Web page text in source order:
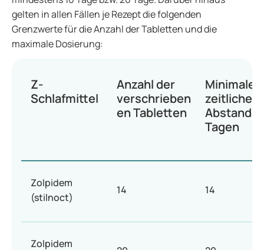
gelten in allen Fällen je Rezept die folgenden
Grenzwerte für die Anzahl der Tabletten und die
maximale Dosierung:
Z-
Schlafmittel
Anzahl der
verschrieben
en Tabletten
Minimaler
zeitlicher
Abstand in
Tagen
Zolpidem
(stilnoct)
14 14
Zolpidem